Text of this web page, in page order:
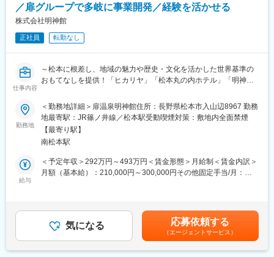
変更の範囲：会社の定める業務
標高1,050m・八ヶ岳中信高原国定公園の大自然の中に佇み、自然
の恵みや自分を取り戻すような癒しを感じられる「和のリゾー
ト」の『扉温泉 明神館』です！厳格な審査をクリアしたホテル・
レストランだけが認められる「ルレ・エ・シャトー」に認定！日
本では稀有であり、全国各地のお客様にご利用いただいておりま
す。
■扉グループの魅力・特徴
リゾート）』をコンセプトに、旅館・ホテル・レストラン・ウエ
ディング・古民家宿泊・福祉事業所などを展開！グループ全体の
シナジー効果を活用しながら、松本に貢献しています。
◎『扉温泉 明神館』や、松本城に最も近くて松本の歴史を感じら
にて日本料理やフレンチが楽しめる『光屋（ひかるや）』などを
運営しています。
「福祉事業所の開所」など、松本城界隈の企業や商店、自治体と
連携し、松本の良いものを地域と一緒にブランディングし、発信
していく活動も行っております。
／扉グループで多岐に事業開発／経験を活かせる
株式会社明神館
正社員 転勤なし
仕事内容
～松本に根差し、地域の魅力や歴史・文化を活かした世界基準の
おもてなしを提供！「ヒカリヤ」「松本丸の内ホテル」「明神
■職務内容
弊社が運営する一軒宿「扉温泉明神館」でお客様に寄り添ってサ
ービスを提供するスタッフのリーダー候補としてご活躍いただき
ます。
※将来のリーダーや支配人を期待しています。
【主な業務内容】
■シフト管理 等
※インバウンドのお客様も多く語学力（英語等）をお持ちの方は接
勤務地
＜勤務地詳細＞扉温泉明神館住所：長野県松本市入山辺8967 勤務
地最寄駅：JR篠ノ井線／松本駅受動喫煙対策：敷地内全面禁煙
【最寄り駅】
南松本駅
給与
＜予定年収＞292万円～493万円＜賃金形態＞月給制＜賃金内訳＞
月額（基本給）：210,000円～300,000円その他固定手当/月：
＞有＜残業手当＞有＜給与補足＞■賞与：あり■昇給：あり■明神
館手当：3,000～8,000円賃金はあくまでも目安の金額であり、選
考を通じて上下する可能性があります。月給(月額)は固定手当を含
めた表記です。
気になる 応募依頼する
（エージェントサービス）